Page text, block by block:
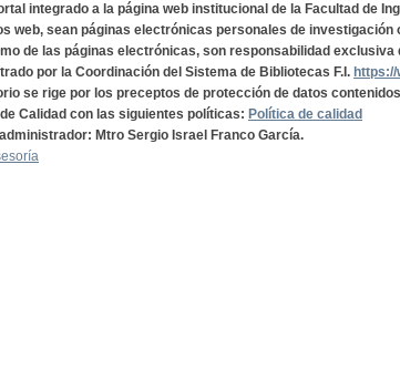
integrado a la página web institucional de la Facultad de
web, sean páginas electrónicas personales de
de las páginas electrónicas, son responsabilidad
por la Coordinación del Sistema de Bibliotecas F.I.
se rige por los preceptos de protección de datos
Calidad con las siguientes políticas: Política de calidad
Mtro Sergio Israel Franco García.